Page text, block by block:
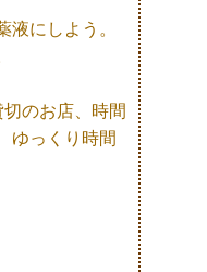
にしよう。
のお店、時間
ゆっくり時間